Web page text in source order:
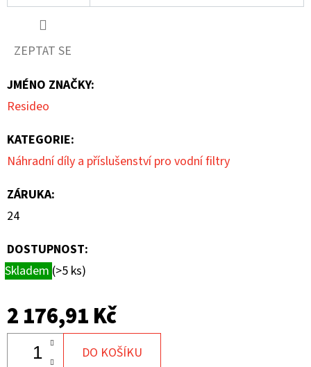
ZEPTAT SE
JMÉNO ZNAČKY:
Resideo
KATEGORIE:
Náhradní díly a příslušenství pro vodní filtry
ZÁRUKA:
24
DOSTUPNOST:
Skladem (>5 ks)
2 176,91 Kč
DO KOŠÍKU